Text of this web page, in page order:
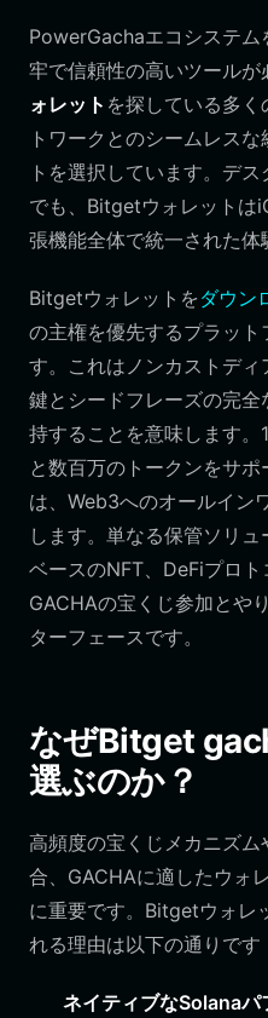
PowerGachaエコシステム
牢で信頼性の高いツールが
ォレット を探している多
トワークとのシームレス
トを選択しています。デ
でも、Bitgetウォレットは
張機能全体で統一された体
Bitgetウォレットをダウン
の主権を優先するプラット
す。これはノンカストデ
鍵とシードフレーズの完
持することを意味します
と数百万のトークンをサ
は、Web3へのオールイン
します。単なる保管ソリ
ベースのNFT、DeFiプロ
GACHAの宝くじ参加とや
ターフェースです。
なぜBitget
選ぶのか？
高頻度の宝くじメカニズ
合、GACHAに適したウォ
に重要です。Bitgetウォレ
れる理由は以下の通りです
ネイティブなSolanaパ